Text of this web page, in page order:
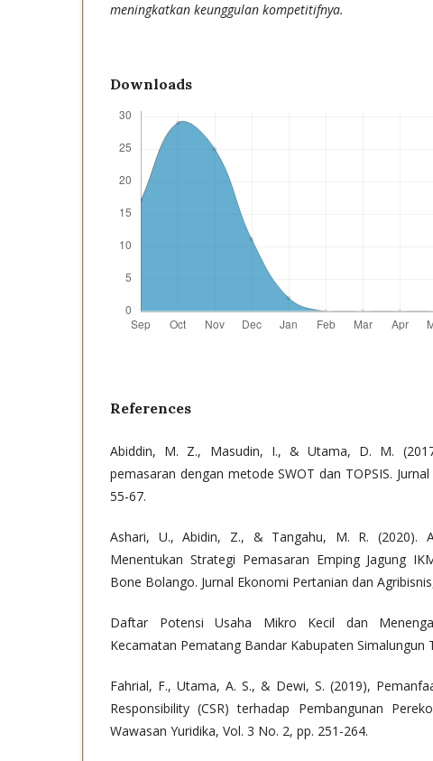
meningkatkan keunggulan kompetitifnya.
Downloads
References
Abiddin, M. Z., Masudin, I., & Utama, D. M.
pemasaran dengan metode SWOT dan TOPSIS.
55-67.
Ashari, U., Abidin, Z., & Tangahu, M. R. (2020).
Menentukan Strategi Pemasaran Emping Jagung
Bone Bolango. Jurnal Ekonomi Pertanian dan
Daftar Potensi Usaha Mikro Kecil dan
Kecamatan Pematang Bandar Kabupaten Simalungun
Fahrial, F., Utama, A. S., & Dewi, S. (2019),
Responsibility (CSR) terhadap Pembangunan
Wawasan Yuridika, Vol. 3 No. 2, pp. 251-264.